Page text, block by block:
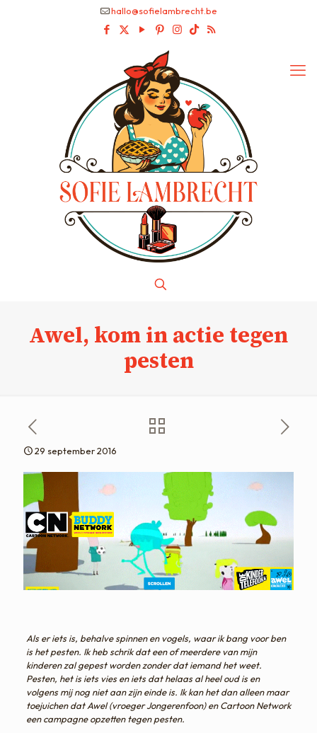
hallo@sofielambrecht.be
Awel, kom in actie tegen
pesten
29 september 2016
Als er iets is, behalve spinnen en vogels, waar ik bang voor ben
is het pesten. Ik heb schrik dat een of meerdere van mijn
kinderen zal gepest worden zonder dat iemand het weet.
Pesten, het is iets vies en iets dat helaas al heel oud is en
volgens mij nog niet aan zijn einde is. Ik kan het dan alleen maar
toejuichen dat Awel (vroeger Jongerenfoon) en Cartoon Network
een campagne opzetten tegen pesten.